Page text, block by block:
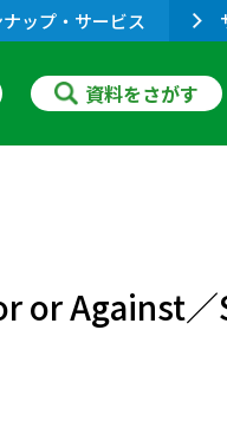
ップ・サービス
資料をさがす
or Against